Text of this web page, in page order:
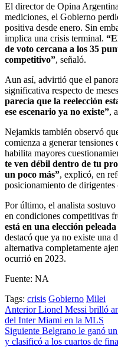
El director de Opina
mediciones, el Gobierno
positiva desde enero. Sin
implica una crisis terminal.
de voto cercana a los 35
competitivo”, señaló.
Aun así, advirtió que el
significativa respecto de
parecía que la reelección
ese escenario ya no existe”,
Nejamkis también observó
comienza a generar
habilita mayores
te ven débil dentro de tu
un poco más”, explicó, en
posicionamiento de dirigentes
Por último, el analista
en condiciones competitivas
está en una elección
destacó que ya no existe una
alternativa completamente
ocurrió en 2023.
Fuente: NA
Tags: crisis Gobierno Milei
Post
navigation
AnteriorLionel Messi brilló
del Inter Miami en la MLS
Siguiente Belgrano le ganó
y clasificó a los cuartos de